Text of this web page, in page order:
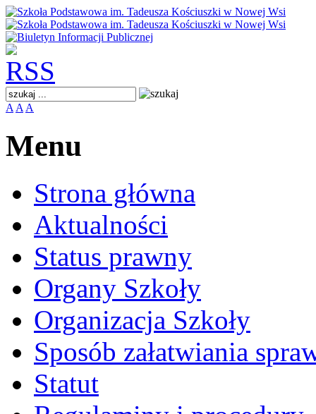
A A A
Menu
Strona główna
Aktualności
Status prawny
Organy Szkoły
Organizacja Szkoły
Sposób załatwiania
Statut